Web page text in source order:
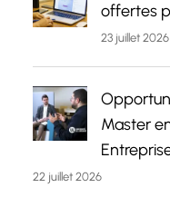
offertes
23 juillet 2026
Master
22 juillet 2026